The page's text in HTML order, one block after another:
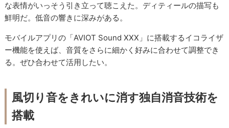
な表情がいっそう引き立って聴こえた。ディティールの描写も
鮮明だ。低音の響きに深みがある。
モバイルアプリの「AVIOT Sound XXX」に搭載するイコライザ
ー機能を使えば、音質をさらに細かく好みに合わせて調整でき
る。ぜひ合わせて活用したい。
風切り音をきれいに消す独自消音技術を
搭載